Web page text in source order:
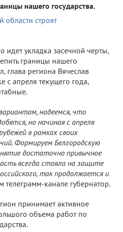
нашего государства.
идет укладка засечной черты,
границы нашего
глава региона Вячеслав
с апреля текущего года,
надеемся, что
но начиная с апреля
в рамках своих
Формируем Белгородскую
достаточно привычное
всегда стояла на защите
так продолжается и
телеграмм-канале губернатор.
принимает активное
объема работ по